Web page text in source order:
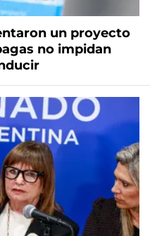
un proyecto
no impidan